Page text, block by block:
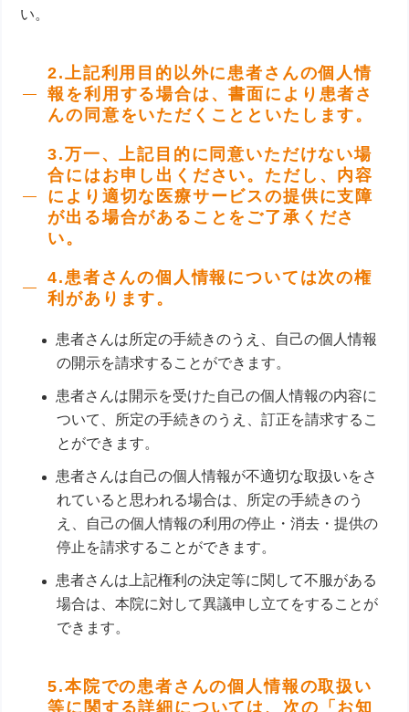
い。
2.上記利用目的以外に患者さんの個人情
報を利用する場合は、書面により患者さ
んの同意をいただくことといたします。
3.万一、上記目的に同意いただけない場
合にはお申し出ください。 ただし、内容
により適切な医療サービスの提供に支障
が出る場合があることをご了承くださ
い。
4.患者さんの個人情報については次の権
利があります。
患者さんは所定の手続きのうえ、自己の個人情報
の開示を請求することができます。
患者さんは開示を受けた自己の個人情報の内容に
ついて、所定の手続きのうえ、訂正を請求するこ
とができます。
患者さんは自己の個人情報が不適切な取扱いをさ
れていると思われる場合は、所定の手続きのう
え、自己の個人情報の利用の停止・消去・提供の
停止を請求することができます。
患者さんは上記権利の決定等に関して不服がある
場合は、本院に対して異議申し立てをすることが
できます。
5.本院での患者さんの個人情報の取扱い
等に関する詳細については、 次の「お知